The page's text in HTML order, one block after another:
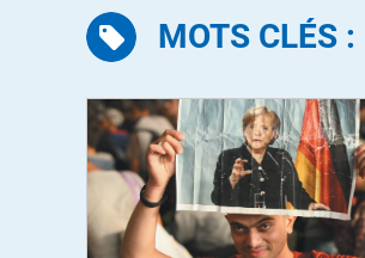
MOTS CLÉS :